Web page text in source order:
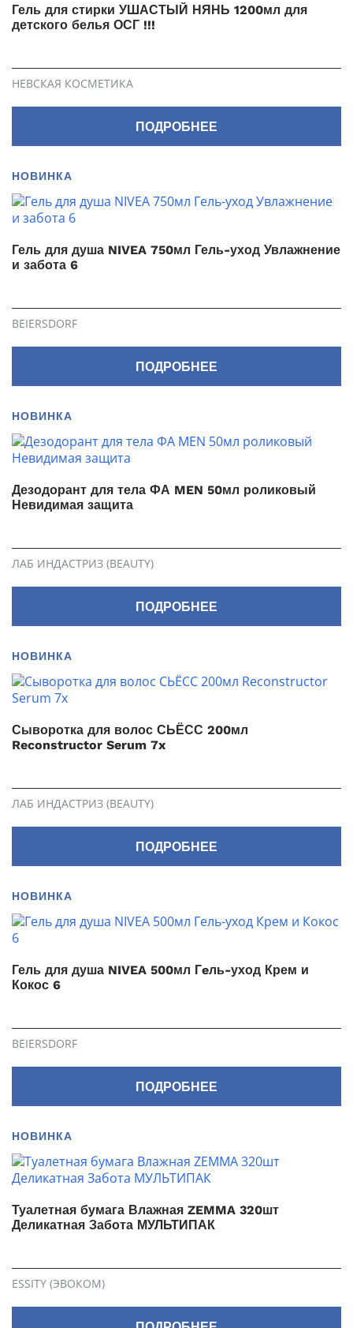
Гель для стирки УШАСТЫЙ НЯНЬ 1200мл для
детского белья ОСГ !!!
НЕВСКАЯ КОСМЕТИКА
ПОДРОБНЕЕ
НОВИНКА
Гель для душа NIVEA 750мл Гель-уход Увлажнение
и забота 6
BEIERSDORF
ПОДРОБНЕЕ
НОВИНКА
Дезодорант для тела ФА MEN 50мл роликовый
Невидимая защита
ЛАБ ИНДАСТРИЗ (BEAUTY)
ПОДРОБНЕЕ
НОВИНКА
Сыворотка для волос СЬЁСС 200мл
Reconstructor Serum 7x
ЛАБ ИНДАСТРИЗ (BEAUTY)
ПОДРОБНЕЕ
НОВИНКА
Гель для душа NIVEA 500мл Гeль-уход Крем и
Кокос 6
BEIERSDORF
ПОДРОБНЕЕ
НОВИНКА
Туалетная бумага Влажная ZEMMA 320шт
Деликатная Забота МУЛЬТИПАК
ESSITY (ЭВОКОМ)